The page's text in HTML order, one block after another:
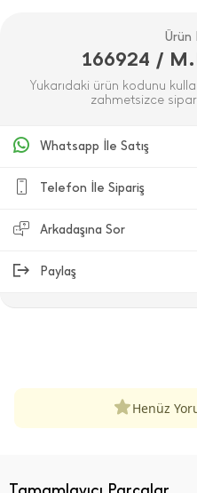
Ürün
166924 /
Yukarıdaki ürün kodunu
zahmetsizce
Whatsapp İle Satış
Telefon İle Sipariş
Arkadaşına Sor
Paylaş
Henüz